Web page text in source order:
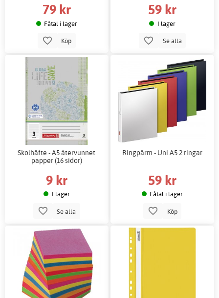
79 kr
Fåtal i lager
Köp
59 kr
I lager
Se alla
Skolhäfte - A5 återvunnet
papper (16 sidor)
9 kr
I lager
Se alla
Ringpärm - Uni A5 2 ringar
59 kr
Fåtal i lager
Köp